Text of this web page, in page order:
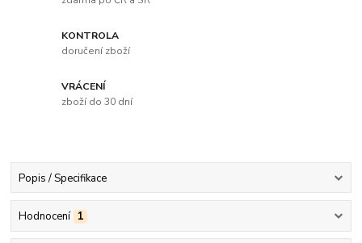
KONTROLA
doručení zboží
VRÁCENÍ
zboží do 30 dní
Popis / Specifikace
Hodnocení 1